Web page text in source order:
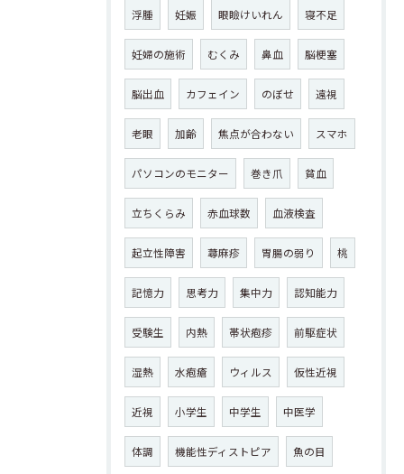
浮腫 妊娠 眼瞼けいれん 寝不足
妊婦の施術 むくみ 鼻血 脳梗塞
脳出血 カフェイン のぼせ 遠視
老眼 加齢 焦点が合わない スマホ
パソコンのモニター 巻き爪 貧血
立ちくらみ 赤血球数 血液検査
起立性障害 蕁麻疹 胃腸の弱り 桃
記憶力 思考力 集中力 認知能力
受験生 内熱 帯状疱疹 前駆症状
湿熱 水疱瘡 ウィルス 仮性近視
近視 小学生 中学生 中医学
体調 機能性ディストピア 魚の目